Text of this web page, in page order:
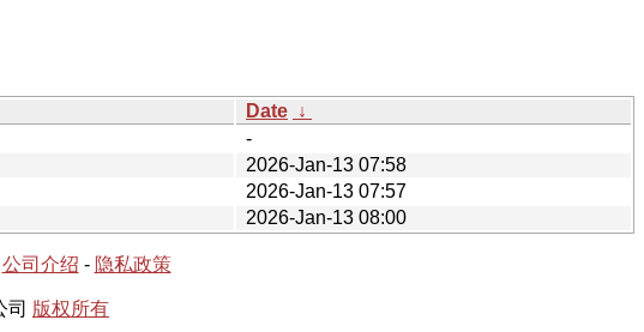
Date ↓
-
2026-Jan-13 07:58
2026-Jan-13 07:57
2026-Jan-13 08:00
公司介绍 - 隐私政策
司 版权所有